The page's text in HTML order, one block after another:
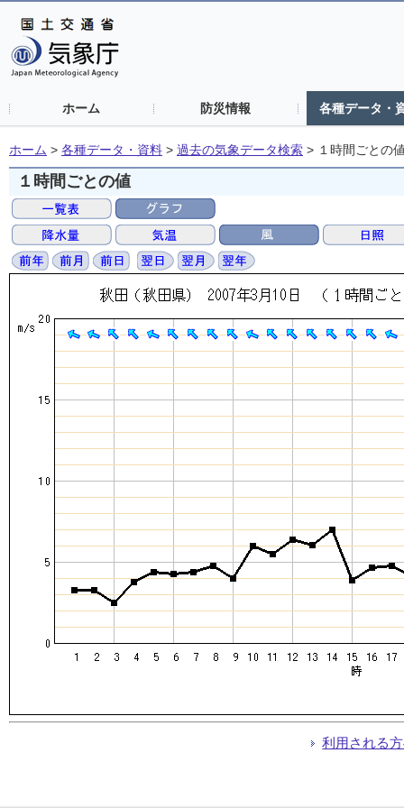
ホーム 防災情報 各種データ・
ホーム > 各種データ・資料 > 過去の気象データ検索 > １時間ごとの
１時間ごとの値
利用される